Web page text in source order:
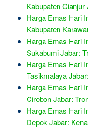
2013
Kabupaten Cianjur
Harga Emas Hari
Kabupaten
Harga Emas Hari
Sukabumi Jabar:
Harga Emas Hari
Tasikmalaya
Harga Emas Hari
Cirebon Jabar:
Harga Emas Hari
Depok Jabar: